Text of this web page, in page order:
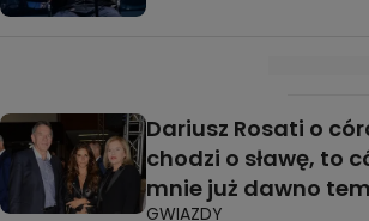
Dariusz Rosati o
chodzi o sławę, to
mnie już dawno
GWIAZDY